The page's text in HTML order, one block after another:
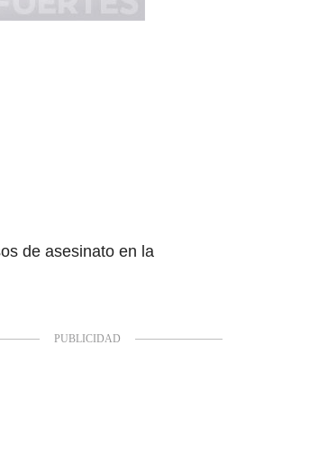
de asesinato en la